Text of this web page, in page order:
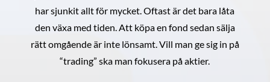
har sjunkit allt för mycket. Oftast är det bara låta
den växa med tiden. Att köpa en fond sedan sälja
rätt omgående är inte lönsamt. Vill man ge sig in på
“trading” ska man fokusera på aktier.